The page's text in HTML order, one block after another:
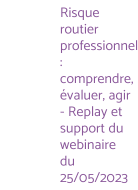
Risque
routier
professionnel
:
comprendre,
évaluer, agir
- Replay et
support du
webinaire
du
25/05/2023